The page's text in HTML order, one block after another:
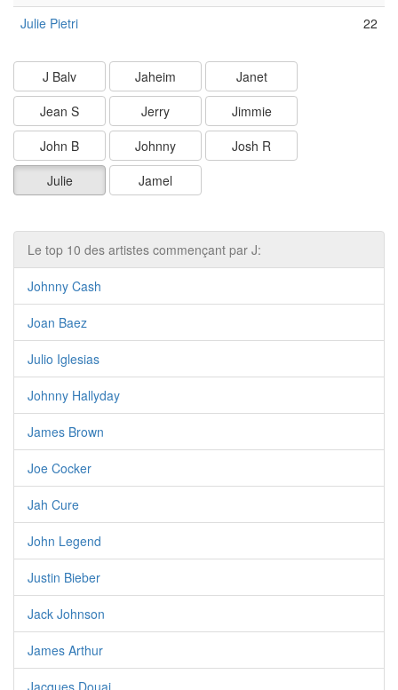
Julie Pietri
22
J Balv Jaheim
Janet
Jean S
Jerry
Jimmie
John B
Johnny
Josh R
Julie
Jamel
Le top 10 des artistes commençant par J:
Johnny Cash
Joan Baez
Julio Iglesias
Johnny Hallyday
James Brown
Joe Cocker
Jah Cure
John Legend
Justin Bieber
Jack Johnson
James Arthur
Jacques Douai